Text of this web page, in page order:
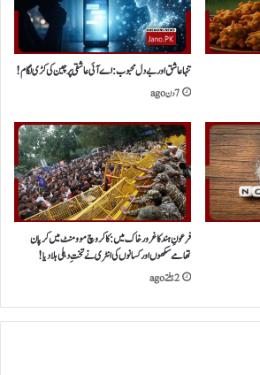
​تنہا عاشق اور بے دل محبوب:اے آئی عاشقی پر چین کی کڑی لگام!
7 دن ago
فرعونِ ہندکاغرورخاک میں:کاکروچ موومنٹ میں کرپان
تھامے سکھوں اور کسانوں کی انٹری نے تختِ دہلی ہلا دیا!
2 ہفتے ago